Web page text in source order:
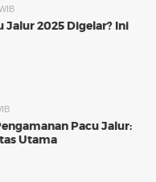
Jalur 2025 Digelar? Ini
Pacu Jalur:
Utama